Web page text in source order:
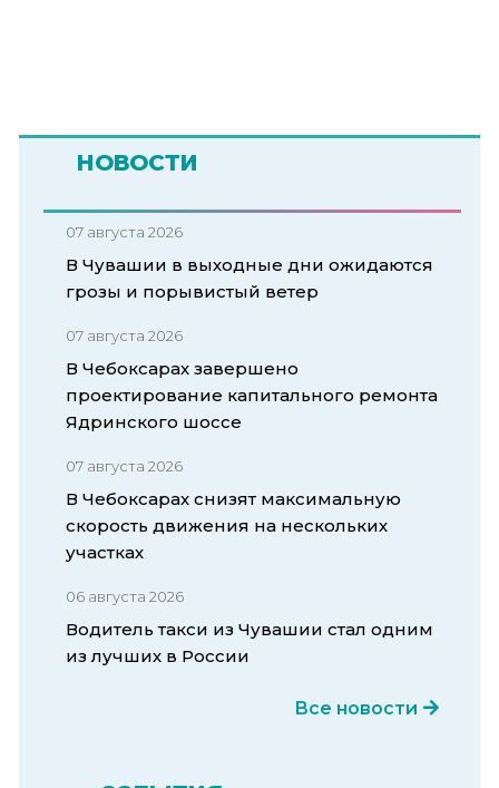
НОВОСТИ
07 августа 2026
В Чувашии в выходные дни ожидаются
грозы и порывистый ветер
07 августа 2026
В Чебоксарах завершено
проектирование капитального ремонта
Ядринского шоссе
07 августа 2026
В Чебоксарах снизят максимальную
скорость движения на нескольких
участках
06 августа 2026
Водитель такси из Чувашии стал одним
из лучших в России
Все новости